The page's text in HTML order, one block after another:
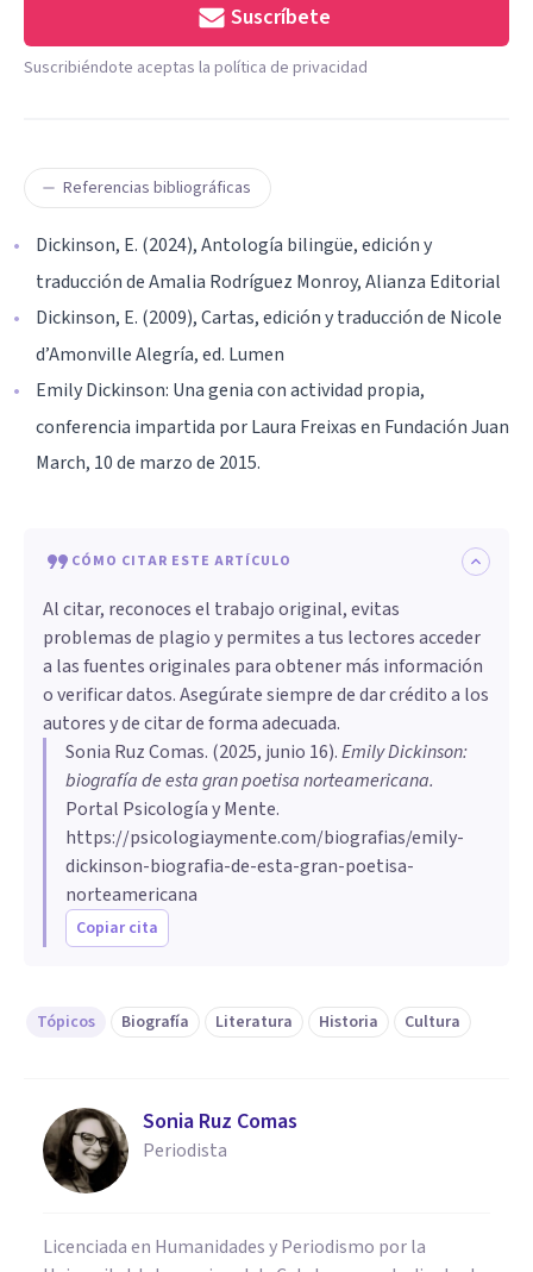
Suscríbete
Suscribiéndote aceptas la política de privacidad
Referencias bibliográficas
Dickinson, E. (2024), Antología bilingüe, edición y
traducción de Amalia Rodríguez Monroy, Alianza Editorial
Dickinson, E. (2009), Cartas, edición y traducción de Nicole
d’Amonville Alegría, ed. Lumen
Emily Dickinson: Una genia con actividad propia,
conferencia impartida por Laura Freixas en Fundación Juan
March, 10 de marzo de 2015.
CÓMO CITAR ESTE ARTÍCULO
Al citar, reconoces el trabajo original, evitas
problemas de plagio y permites a tus lectores acceder
a las fuentes originales para obtener más información
o verificar datos. Asegúrate siempre de dar crédito a los
autores y de citar de forma adecuada.
Sonia Ruz Comas. (2025, junio 16).Emily Dickinson:
biografía de esta gran poetisa norteamericana.
Portal Psicología y Mente.
https://psicologiaymente.com/biografias/emily-
dickinson-biografia-de-esta-gran-poetisa-
norteamericana
Copiar cita
Tópicos Biografía Literatura Historia Cultura
Sonia Ruz Comas
Periodista
Licenciada en Humanidades y Periodismo por la